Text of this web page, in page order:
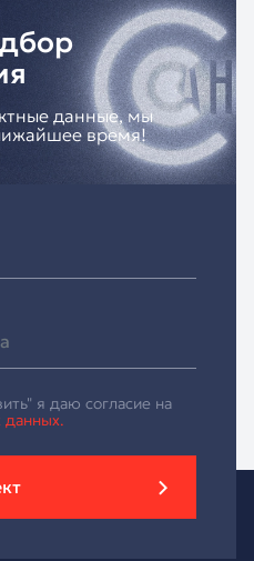
данные, мы
время!
я даю согласие на
данных.